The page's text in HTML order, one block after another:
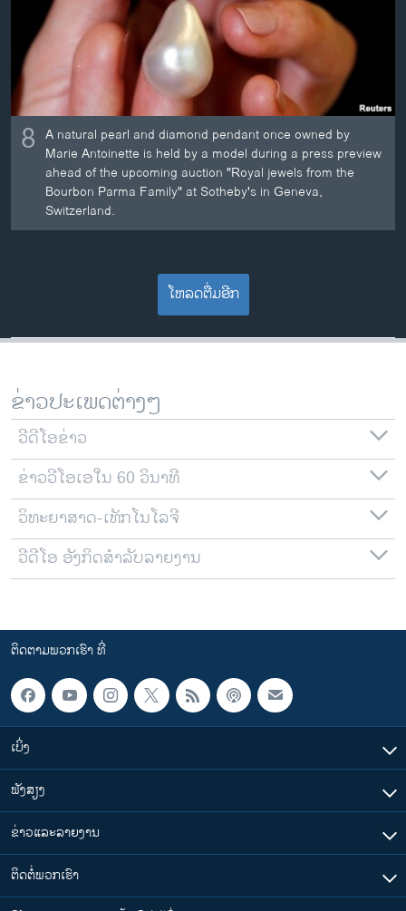
8 A natural pearl and diamond pendant once owned by
Marie Antoinette is held by a model during a press preview
ahead of the upcoming auction "Royal jewels from the
Bourbon Parma Family" at Sotheby's in Geneva,
Switzerland.
ໂຫລດຕື່ມອີກ
ຂ່າວປະເພດຕ່າງໆ
ວີດີໂອຂ່າວ
ຂ່າວວີໂອເອໃນ 60 ວິນາທີ
ວິທະຍາສາດ-ເທັກໂນໂລຈີ
ວີດີໂອ ອັງກິດສຳລັບລາຍງານ
ຕິດຕາມພວກເຮົາ ທີ່
ເບິ່ງ
ຟັງສຽງ
ຂ່າວແລະລາຍງານ
ຕິດຕໍ່ພວກເຮົາ